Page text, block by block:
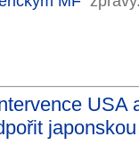
USA